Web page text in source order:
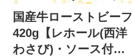
国産牛ローストビーフ
420g【レホール(西洋
わさび)・ソース付